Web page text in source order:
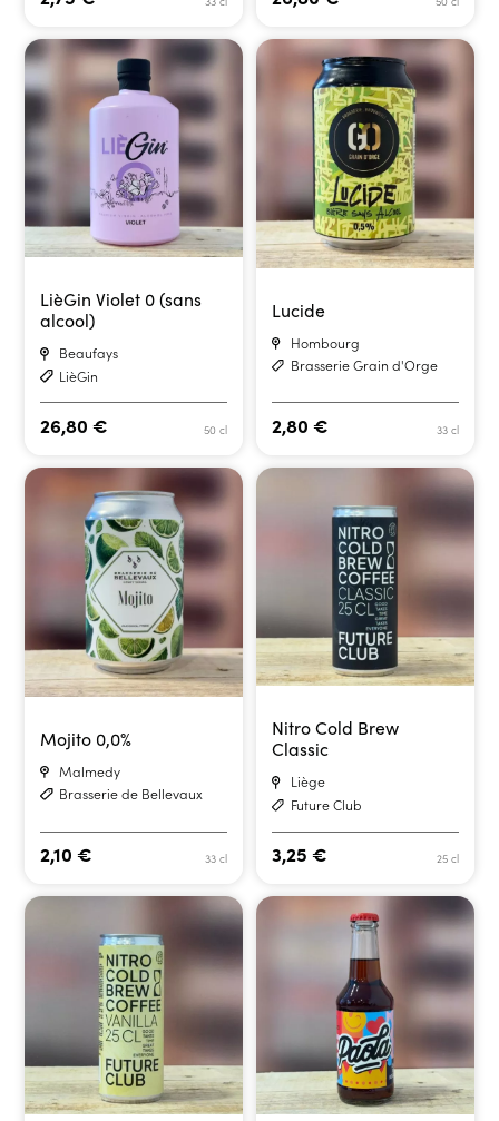
LièGin Violet 0 (sans
alcool)
Beaufays
LièGin
50 cl
26,80€
Lucide
Hombourg
Brasserie Grain d'Orge
33 cl
2,80 €
Mojito 0,0%
Malmedy
Brasserie de Bellevaux
33 cl
2,10€
Nitro Cold Brew
Classic
Liège
Future Club
25 cl
3,25 €